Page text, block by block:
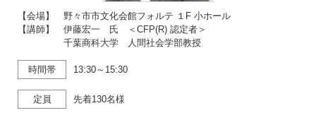
【会場】 野々市市文化会館フォルテ １F 小ホール
【講師】 伊藤宏一 氏 ＜CFP(R) 認定者＞
千葉商科大学 人間社会学部教授
時間帯 13:30～15:30
定員 先着130名様